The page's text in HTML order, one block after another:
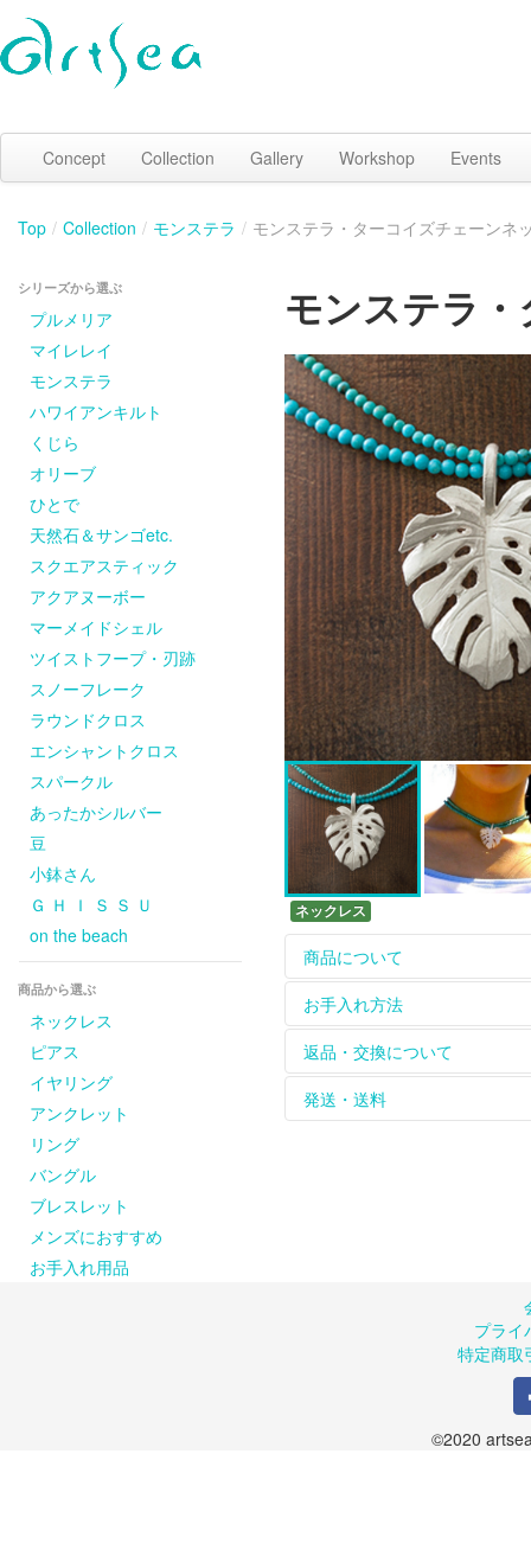
Concept Collection Gallery Workshop Events
Top / Collection / モンステラ / モンステラ・ターコイズチェーンネ
シリーズから選ぶ
プルメリア
マイレレイ
モンステラ
ハワイアンキルト
くじら
オリーブ
ひとで
天然石＆サンゴetc.
スクエアスティック
アクアヌーボー
マーメイドシェル
ツイストフープ・刃跡
スノーフレーク
ラウンドクロス
エンシャントクロス
スパークル
あったかシルバー
豆
小鉢さん
Ｇ Ｈ Ｉ Ｓ Ｓ Ｕ
on the beach
商品から選ぶ
ネックレス
ピアス
イヤリング
アンクレット
リング
バングル
ブレスレット
メンズにおすすめ
お手入れ用品
モンステラ
ネックレス
商品について
ホームページに掲載して
についてはcontactからお
革ひもは天然皮を使用し
をお楽しみください。
天然石、天然素材のひと
ピアスの金具（耳に触れ
お手入れ方法
【長く綺麗にお使いいた
シルバーのアクセサリー
れて保管してください。
※購入された商品は密閉
返品・交換について
お届けした商品は到着後
返品、交換は商品到着後
発送・送料
１回の発送につき600円
１回のご注文が10,800
プライ
特定商取
©2020